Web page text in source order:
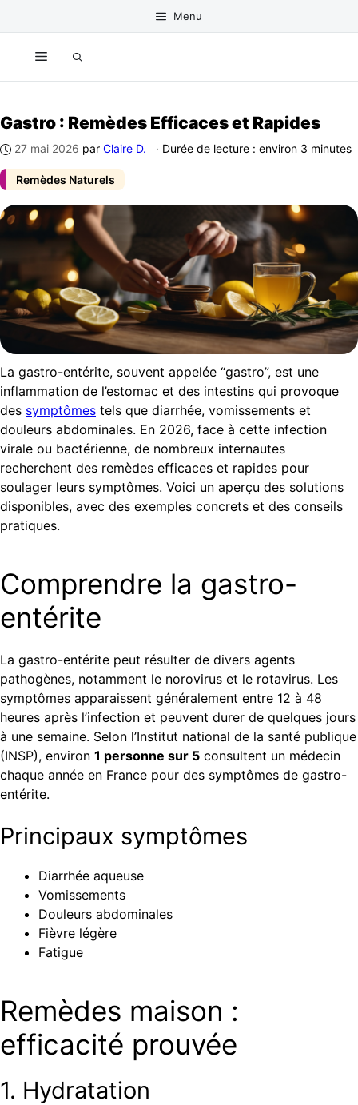
Menu
Menu
Remèdes Naturels
Gastro : Remèdes Efficaces et Rapides
27 mai 2026 par Claire D. · Durée de lecture : environ 3 minutes
La gastro-entérite, souvent appelée “gastro”, est une
inflammation de l’estomac et des intestins qui provoque
des symptômes tels que diarrhée, vomissements et
douleurs abdominales. En 2026, face à cette infection
virale ou bactérienne, de nombreux internautes
recherchent des remèdes efficaces et rapides pour
soulager leurs symptômes. Voici un aperçu des solutions
disponibles, avec des exemples concrets et des conseils
pratiques.
Comprendre la gastro-
entérite
La gastro-entérite peut résulter de divers agents
pathogènes, notamment le norovirus et le rotavirus. Les
symptômes apparaissent généralement entre 12 à 48
heures après l’infection et peuvent durer de quelques jours
à une semaine. Selon l’Institut national de la santé publique
(INSP), environ 1 personne sur 5 consultent un médecin
chaque année en France pour des symptômes de gastro-
entérite.
Principaux symptômes
Diarrhée aqueuse
Vomissements
Douleurs abdominales
Fièvre légère
Fatigue
Remèdes maison :
efficacité prouvée
1. Hydratation